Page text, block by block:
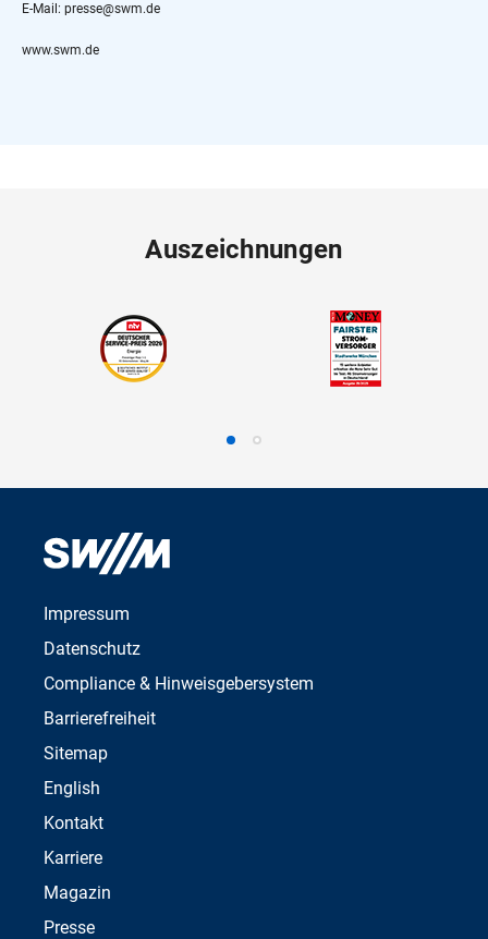
E-Mail: presse@swm.de
www.swm.de
Auszeichnungen
Impressum
Datenschutz
Compliance & Hinweisgebersystem
Barrierefreiheit
Sitemap
English
Kontakt
Karriere
Magazin
Presse